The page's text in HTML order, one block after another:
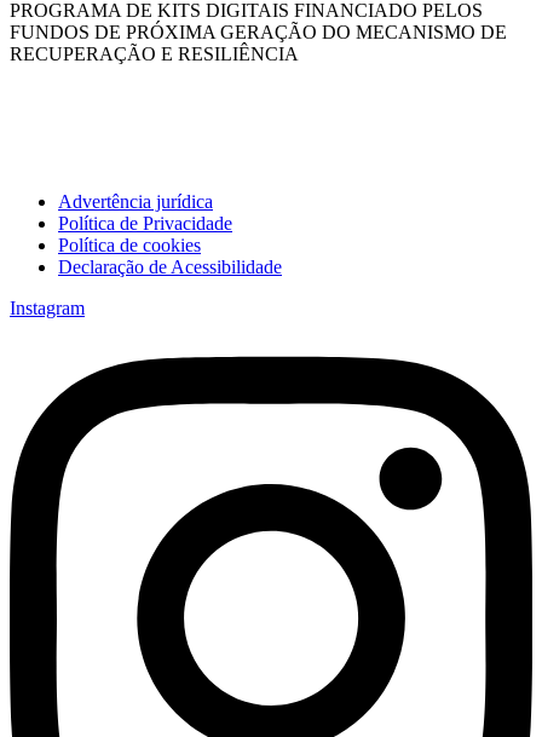
PROGRAMA DE KITS DIGITAIS FINANCIADO PELOS
FUNDOS DE PRÓXIMA GERAÇÃO DO MECANISMO DE
RECUPERAÇÃO E RESILIÊNCIA
Advertência jurídica
Política de Privacidade
Política de cookies
Declaração de Acessibilidade
Instagram